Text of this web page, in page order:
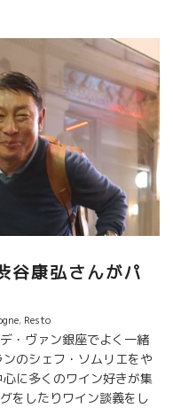
谷康弘さんがパ
, Resto
・ヴァン銀座でよく一緒
のシェフ・ソムリエをや
に多くのワイン好きが集
をしたりワイン談義をし